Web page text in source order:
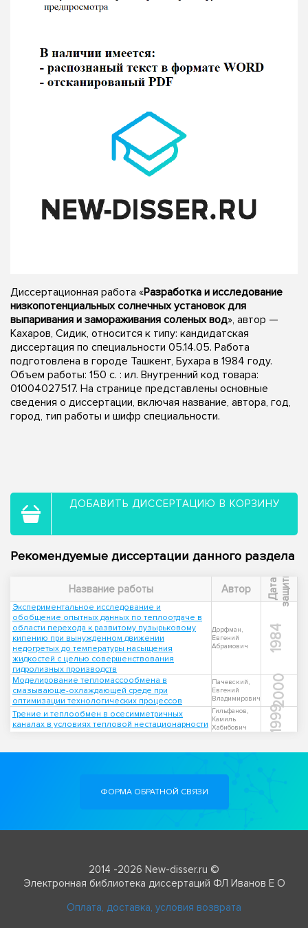
Диссертационная работа «Разработка и исследование
низкопотенциальных солнечных установок для
выпаривания и замораживания соленых вод», автор —
Кахаров, Сидик, относится к типу: кандидатская
диссертация по специальности 05.14.05. Работа
подготовлена в городе Ташкент, Бухара в 1984 году.
Объем работы: 150 c. : ил. Внутренний код товара:
01004027517. На странице представлены основные
сведения о диссертации, включая название, автора, год,
город, тип работы и шифр специальности.
ДОБАВИТЬ ДИССЕРТАЦИЮ В КОРЗИНУ
Рекомендуемые диссертации данного раздела
Название работы Автор Д
а
т
а
з
а
щ
и
т ы
Экспериментальное исследование и
обобщение опытных данных по теплоотдаче в
области перехода к развитому пузырьковому
кипению при вынужденном движении
недогретых до температуры насыщения
жидкостей с целью совершенствования
гидролизных производств
Дорфман,
Евгений
Абрамович
1984
Моделирование тепломассообмена в
смазывающе-охлаждающей среде при
оптимизации технологических процессов
Пачевский,
Евгений
Владимирович
2000
Трение и теплообмен в осесимметричных
каналах в условиях тепловой нестационарности
Гильфанов,
Камиль
Хабибович
1999
ФОРМА ОБРАТНОЙ СВЯЗИ
2014 -2026 New-disser.ru ©
Электронная библиотека диссертаций ФЛ Иванов Е О
Оплата, доставка, условия возврата